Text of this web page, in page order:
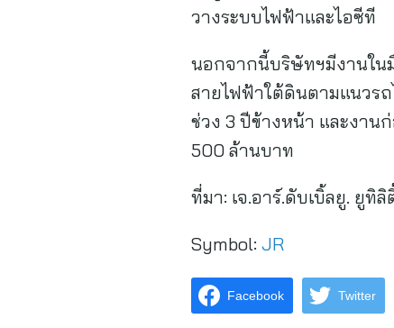
วางระบบไฟฟ้าและไอซีที
นอกจากนี้บริษัทฯมีงานใน
สายไฟฟ้าใต้ดินตามแนวร
ช่วง 3 ปีข้างหน้า และงาน
500 ล้านบาท
ที่มา: เจ.อาร์.ดับเบิ้ลยู. ยูทิลิ
Symbol: JR
Facebook Twitter